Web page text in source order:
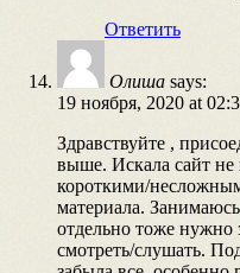
Ответить
Олиша says:
19 ноября, 2020 at
Здравствуйте ,
выше. Искала сайт не
короткими/
материала.
отдельно тоже нужно
смотреть/слушать.